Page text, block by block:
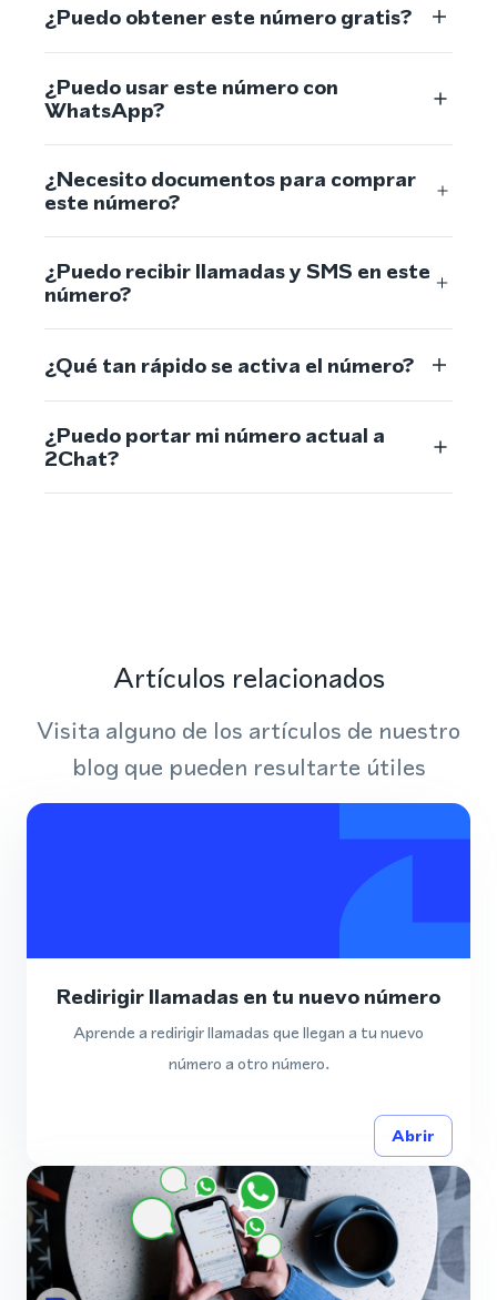
¿Puedo obtener este número gratis?
¿Puedo usar este número con
WhatsApp?
¿Necesito documentos para comprar
este número?
¿Puedo recibir llamadas y SMS en este
número?
¿Qué tan rápido se activa el número?
¿Puedo portar mi número actual a
2Chat?
Artículos relacionados
Visita alguno de los artículos de nuestro
blog que pueden resultarte útiles
Redirigir llamadas en tu nuevo número
Aprende a redirigir llamadas que llegan a tu nuevo
número a otro número.
Abrir